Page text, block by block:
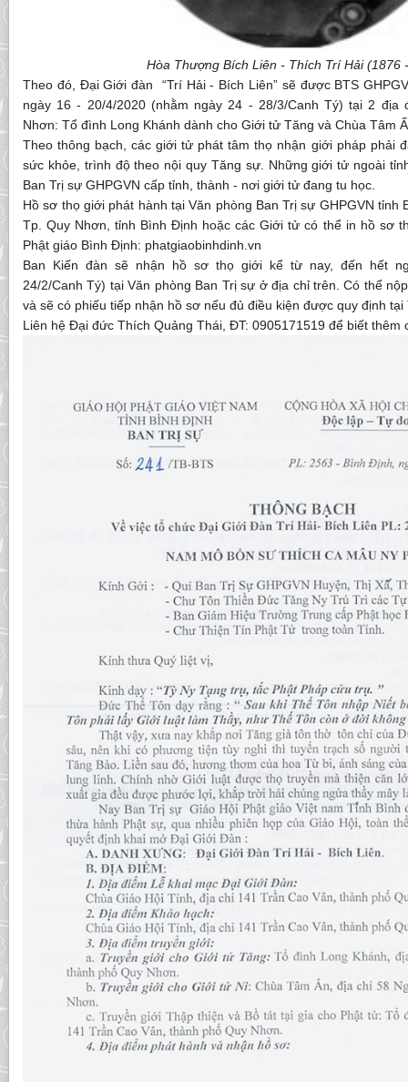
Hòa Thượng Bích Liên - Thích Trí Hải (1876
Theo đó, Đại Giới đàn “Trí Hải - Bích Liên” sẽ được BTS
ngày 16 - 20/4/2020 (nhằm ngày 24 - 28/3/Canh Tý) tại 2 địa
Nhơn: Tổ đình Long Khánh dành cho Giới tử Tăng và Chùa Tâm
Theo thông bạch, các giới tử phát tâm thọ nhận giới pháp phải
sức khỏe, trình độ theo nội quy Tăng sự. Những giới tử ngoài
Ban Trị sự GHPGVN cấp tỉnh, thành - nơi giới tử đang tu học.
Hồ sơ thọ giới phát hành tại Văn phòng Ban Trị sự GHPGVN tỉnh
Tp. Quy Nhơn, tỉnh Bình Định hoặc các Giới tử có thể in hồ sơ
Phật giáo Bình Định: phatgiaobinhdinh.vn
Ban Kiến đàn sẽ nhận hồ sơ thọ giới kể từ nay, đến hết
24/2/Canh Tý) tại Văn phòng Ban Trị sự ở địa chỉ trên. Có thể
và sẽ có phiếu tiếp nhận hồ sơ nếu đủ điều kiện được quy định tại
Liên hệ Đại đức Thích Quảng Thái, ĐT: 0905171519 để biết thêm